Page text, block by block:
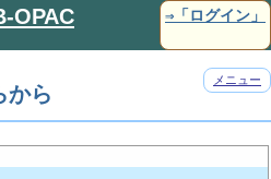
OPAC ⇒「ログイン」
メニュー
から